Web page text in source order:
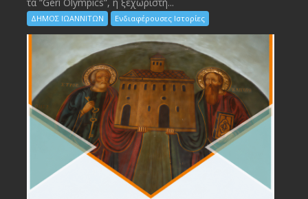
ΔΗΜΟΣ ΙΩΑΝΝΙΤΩΝ Ενδιαφέρουσες Ιστορίες